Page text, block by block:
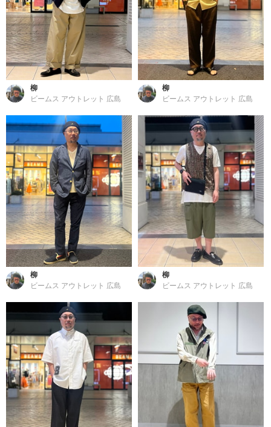
柳
ビームス アウトレット 広島
柳
ビームス アウトレット 広島
柳
ビームス アウトレット 広島
柳
ビームス アウトレット 広島